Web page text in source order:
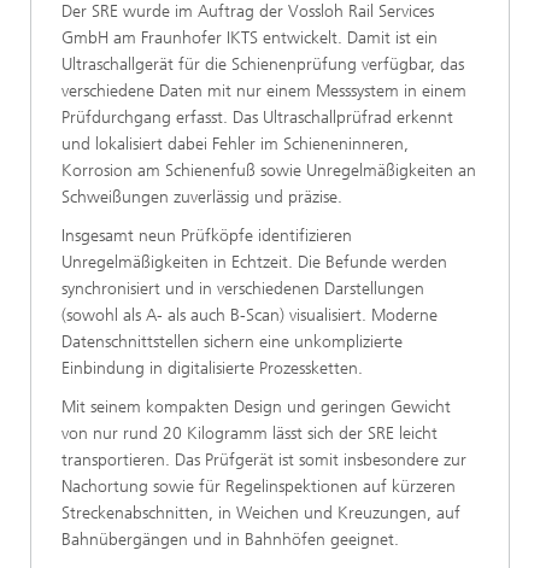
Der SRE wurde im Auftrag der Vossloh Rail Services
GmbH am Fraunhofer IKTS entwickelt. Damit ist ein
Ultraschallgerät für die Schienenprüfung verfügbar, das
verschiedene Daten mit nur einem Messsystem in einem
Prüfdurchgang erfasst. Das Ultraschallprüfrad erkennt
und lokalisiert dabei Fehler im Schieneninneren,
Korrosion am Schienenfuß sowie Unregelmäßigkeiten an
Schweißungen zuverlässig und präzise.
Insgesamt neun Prüfköpfe identifizieren
Unregelmäßigkeiten in Echtzeit. Die Befunde werden
synchronisiert und in verschiedenen Darstellungen
(sowohl als A- als auch B-Scan) visualisiert. Moderne
Datenschnittstellen sichern eine unkomplizierte
Einbindung in digitalisierte Prozessketten.
Mit seinem kompakten Design und geringen Gewicht
von nur rund 20 Kilogramm lässt sich der SRE leicht
transportieren. Das Prüfgerät ist somit insbesondere zur
Nachortung sowie für Regelinspektionen auf kürzeren
Streckenabschnitten, in Weichen und Kreuzungen, auf
Bahnübergängen und in Bahnhöfen geeignet.